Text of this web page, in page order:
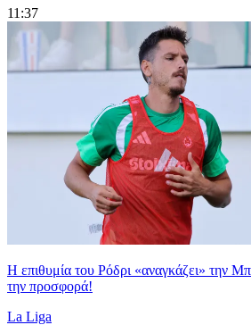
11:37
Η επιθυμία του Ρόδρι «αναγκάζει» την
την προσφορά!
La Liga